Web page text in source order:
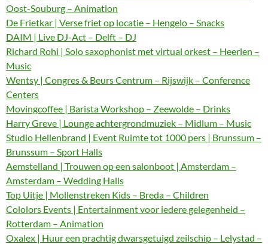
Oost-Souburg – Animation
De Frietkar | Verse friet op locatie – Hengelo – Snacks
DAIM | Live DJ-Act – Delft – DJ
Richard Rohi | Solo saxophonist met virtual orkest – Heerlen –
Music
Wentsy | Congres & Beurs Centrum – Rijswijk – Conference
Centers
Movingcoffee | Barista Workshop – Zeewolde – Drinks
Harry Greve | Lounge achtergrondmuziek – Midlum – Music
Studio Hellenbrand | Event Ruimte tot 1000 pers | Brunssum –
Brunssum – Sport Halls
Aemstelland | Trouwen op een salonboot | Amsterdam –
Amsterdam – Wedding Halls
Top Uitje | Mollenstreken Kids – Breda – Children
Cololors Events | Entertainment voor iedere gelegenheid –
Rotterdam – Animation
Oxalex | Huur een prachtig dwarsgetuigd zeilschip – Lelystad –